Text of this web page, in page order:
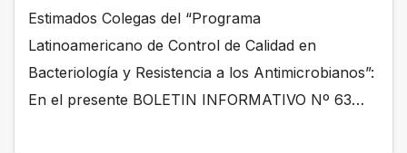
Estimados Colegas del “Programa
Latinoamericano de Control de Calidad en
Bacteriología y Resistencia a los Antimicrobianos”:
En el presente BOLETIN INFORMATIVO Nº 63…